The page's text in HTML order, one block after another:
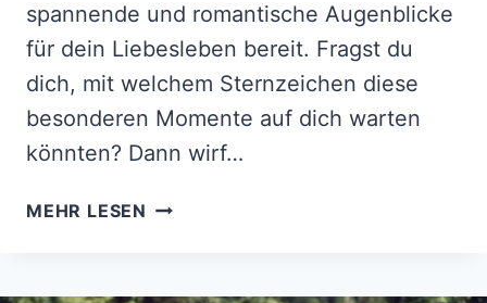
spannende und romantische Augenblicke
für dein Liebesleben bereit. Fragst du
dich, mit welchem Sternzeichen diese
besonderen Momente auf dich warten
könnten? Dann wirf…
MEHR LESEN KOSMISCHES